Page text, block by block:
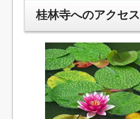
桂林寺へのアクセス